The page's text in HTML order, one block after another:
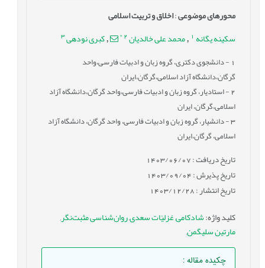
محورهای موضوعی:اخلاق و تربیت اسلامی
سکینه یگانه1
, محمد علی خالدیان 2
*
,کبری نودهی 3
- دانشجوی دکتری، گروه زبان و ادبیات فارسی،واحد
گرگان،دانشگاه آزاد اسلامی،گرگان،ایران
2- استادیار، گروه زبان و ادبیات فارسی،واحد گرگان،دانشگاه آزاد
اسلامی،گرگان، ایران
3- دانشیار، گروه زبان و ادبیات فارسی، واحد گرگان، دانشگاه آزاد
اسلامی، گرگان،ایران
تاریخ دریافت : 1403/06/07
تاریخ پذیرش : 1403/09/04
تاریخ انتشار : 1403/12/28
کلید واژه:شادکامی,غزلیّات سعدی,روان‌شناسی مثبت‌نگر,
مارتین سلیگمن,
چکیده مقاله: